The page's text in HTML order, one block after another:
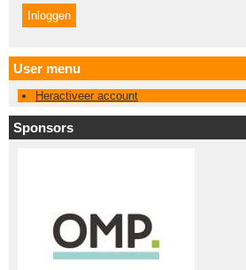
User menu
Heractiveer account
Sponsors